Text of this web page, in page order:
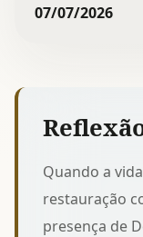
07/07/2026
Quando a
restauração
presença de